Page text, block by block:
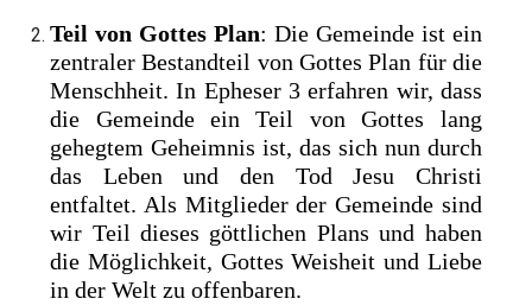
Teil von Gottes Plan: Die Gemeinde ist ein
zentraler Bestandteil von Gottes Plan für die
Menschheit. In Epheser 3 erfahren wir, dass
die Gemeinde ein Teil von Gottes lang
gehegtem Geheimnis ist, das sich nun durch
das Leben und den Tod Jesu Christi
entfaltet. Als Mitglieder der Gemeinde sind
wir Teil dieses göttlichen Plans und haben
die Möglichkeit, Gottes Weisheit und Liebe
in der Welt zu offenbaren.